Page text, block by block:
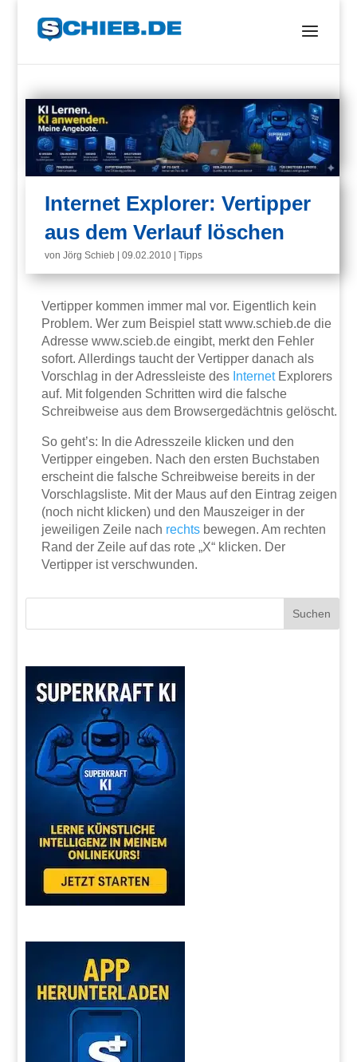
Internet Explorer: Vertipper
aus dem Verlauf löschen
vonJörg Schieb |09.02.2010 |Tipps
Vertipper kommen immer mal vor. Eigentlich kein
Problem. Wer zum Beispiel statt www.schieb.de die
Adresse www.scieb.de eingibt, merkt den Fehler
sofort. Allerdings taucht der Vertipper danach als
Vorschlag in der Adressleiste des InternetExplorers
auf. Mit folgenden Schritten wird die falsche
Schreibweise aus dem Browsergedächtnis gelöscht.
So geht’s: In die Adresszeile klicken und den
Vertipper eingeben. Nach den ersten Buchstaben
erscheint die falsche Schreibweise bereits in der
Vorschlagsliste. Mit der Maus auf den Eintrag zeigen
(noch nicht klicken) und den Mauszeiger in der
jeweiligen Zeile nach rechts bewegen. Am rechten
Rand der Zeile auf das rote „X“ klicken. Der
Vertipper ist verschwunden.